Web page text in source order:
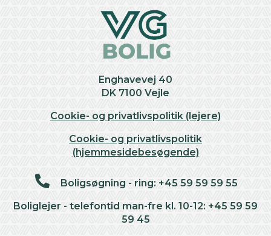
Enghavevej 40
DK 7100 Vejle
Cookie- og privatlivspolitik (lejere)
Cookie- og privatlivspolitik
(hjemmesidebesøgende)
Boligsøgning - ring: +45 59 59 59 55
Boliglejer - telefontid man-fre kl. 10-12: +45 59 59
59 45